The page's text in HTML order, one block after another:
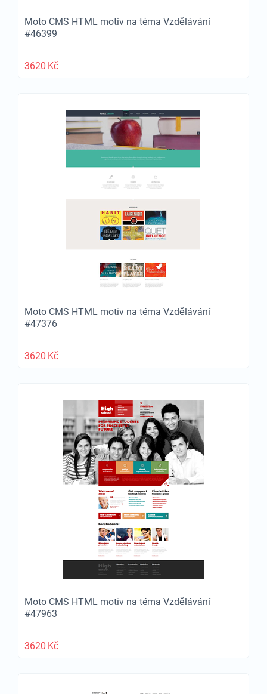
Moto CMS HTML motiv na téma Vzdělávání
#46399
3620 Kč
Moto CMS HTML motiv na téma Vzdělávání
#47376
3620 Kč
Moto CMS HTML motiv na téma Vzdělávání
#47963
3620 Kč